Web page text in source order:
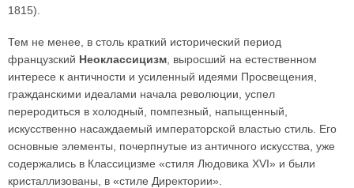
1815).
Тем не менее, в столь краткий исторический период
французский Неоклассицизм , выросший на естественном
интересе к античности и усиленный идеями Просвещения,
гражданскими идеалами начала революции, успел
переродиться в холодный, помпезный, напыщенный,
искусственно насаждаемый императорской властью стиль. Его
основные элементы, почерпнутые из античного искусства, уже
содержались в Классицизме «стиля Людовика XVI» и были
кристаллизованы, в «стиле Директории».